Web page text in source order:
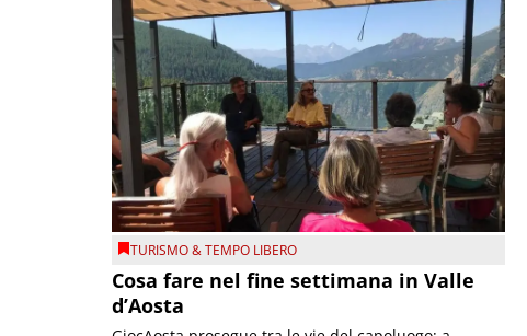
TURISMO & TEMPO LIBERO
Cosa fare nel fine settimana in Valle
d’Aosta